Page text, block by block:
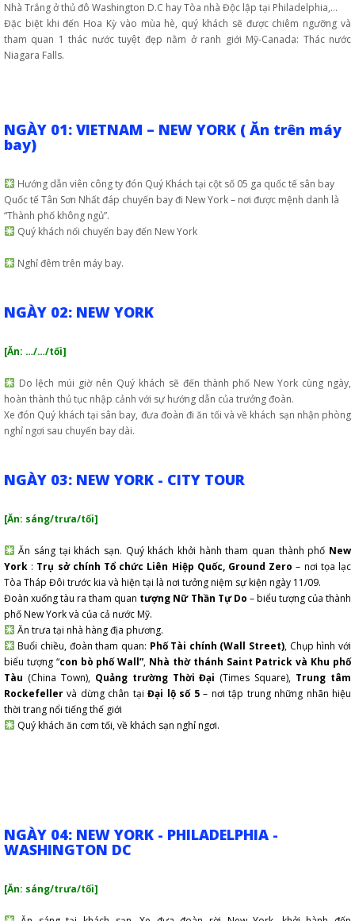
Nhà Trắng ở thủ đô Washington D.C hay Tòa nhà Độc lập tại Philadelphia,…
Đặc biệt khi đến Hoa Kỳ vào mùa hè, quý khách sẽ được chiêm ngưỡng và
tham quan 1 thác nước tuyệt đẹp nằm ở ranh giới Mỹ-Canada: Thác nước
Niagara Falls.
NGÀY 01: VIETNAM – NEW YORK ( Ăn trên máy
bay)
Hướng dẫn viên công ty đón Quý Khách tại cột số 05 ga quốc tế sân bay
Quốc tế Tân Sơn Nhất đáp chuyến bay đi New York – nơi được mệnh danh là
“Thành phố không ngủ”.
Quý khách nối chuyến bay đến New York
Nghỉ đêm trên máy bay.
NGÀY 02: NEW YORK
[Ăn: …/…/tối]
Do lệch múi giờ nên Quý khách sẽ đến thành phố New York cùng ngày,
hoàn thành thủ tục nhập cảnh với sự hướng dẫn của trưởng đoàn.
Xe đón Quý khách tại sân bay, đưa đoàn đi ăn tối và về khách sạn nhận phòng
nghỉ ngơi sau chuyến bay dài.
NGÀY 03: NEW YORK - CITY TOUR
[Ăn: sáng/trưa/tối]
Ăn sáng tại khách sạn. Quý khách khởi hành tham quan thành phố New
York : Trụ sở chính Tổ chức Liên Hiệp Quốc, Ground Zero – nơi tọa lạc
Tòa Tháp Đôi trước kia và hiện tại là nơi tưởng niệm sự kiện ngày 11/09.
Đoàn xuống tàu ra tham quan tượng Nữ Thần Tự Do – biểu tượng của thành
phố New York và của cả nước Mỹ.
Ăn trưa tại nhà hàng địa phương.
Buổi chiều, đoàn tham quan: Phố Tài chính (Wall Street), Chụp hình với
biểu tượng “con bò phố Wall”, Nhà thờ thánh Saint Patrick và Khu phố
Tàu (China Town), Quảng trường Thời Đại (Times Square), Trung tâm
Rockefeller và dừng chân tạiĐại lộ số 5– nơi tập trung những nhãn hiệu
thời trang nổi tiếng thế giới
Quý khách ăn cơm tối, về khách sạn nghỉ ngơi.
NGÀY 04: NEW YORK - PHILADELPHIA -
WASHINGTON DC
[Ăn: sáng/trưa/tối]